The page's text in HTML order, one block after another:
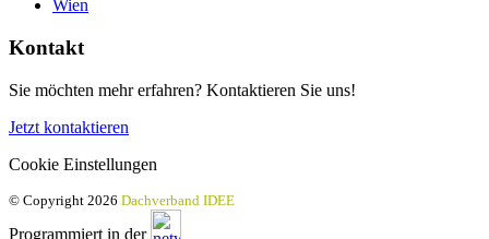
Wien
Kontakt
Sie möchten mehr erfahren? Kontaktieren Sie uns!
Jetzt kontaktieren
Cookie Einstellungen
© Copyright 2026 Dachverband IDEE
Programmiert in der